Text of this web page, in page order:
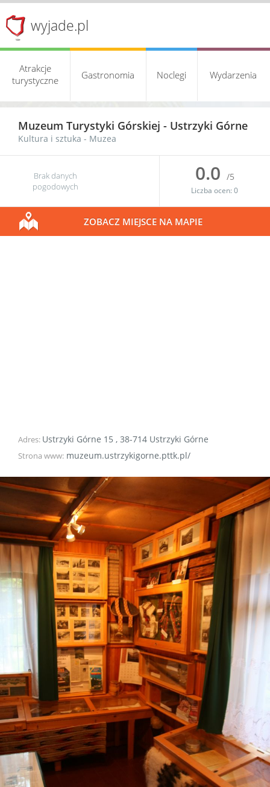
wyjade.pl
Atrakcje
turystyczne
Gastronomia Noclegi Wydarzenia
Muzeum Turystyki Górskiej - Ustrzyki Górne
Kultura i sztuka - Muzea
Brak danych
pogodowych
0.0 /5
Liczba ocen:0
ZOBACZ MIEJSCE NA MAPIE
Adres: Ustrzyki Górne 15 , 38-714 Ustrzyki Górne
Strona www: muzeum.ustrzykigorne.pttk.pl/